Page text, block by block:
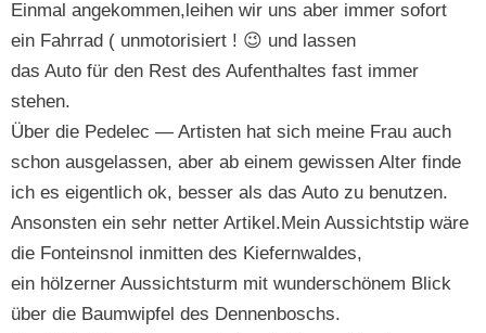
Ein­mal angekommen,leihen wir uns aber immer sofort
ein Fahrrad ( unmo­torisiert ! 😉 und lassen
das Auto für den Rest des Aufen­thaltes fast immer
stehen.
Über die Ped­elec — Artis­ten hat sich meine Frau auch
schon aus­ge­lassen, aber ab einem gewis­sen Alter finde
ich es eigentlich ok, bess­er als das Auto zu benutzen.
Anson­sten ein sehr net­ter Artikel.Mein Aus­sicht­stip wäre
die Fontein­snol inmit­ten des Kiefernwaldes,
ein hölz­ern­er Aus­sicht­sturm mit wun­der­schönem Blick
über die Baumwipfel des Dennenboschs.